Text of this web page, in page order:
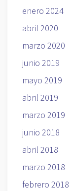
enero 2024
abril 2020
marzo 2020
junio 2019
mayo 2019
abril 2019
marzo 2019
junio 2018
abril 2018
marzo 2018
febrero 2018